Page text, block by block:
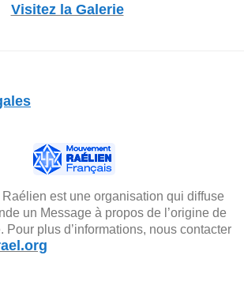
Visitez la Galerie
Raélien est une organisation qui diffuse
un Message à propos de l’origine de
Pour plus d’informations, nous contacter